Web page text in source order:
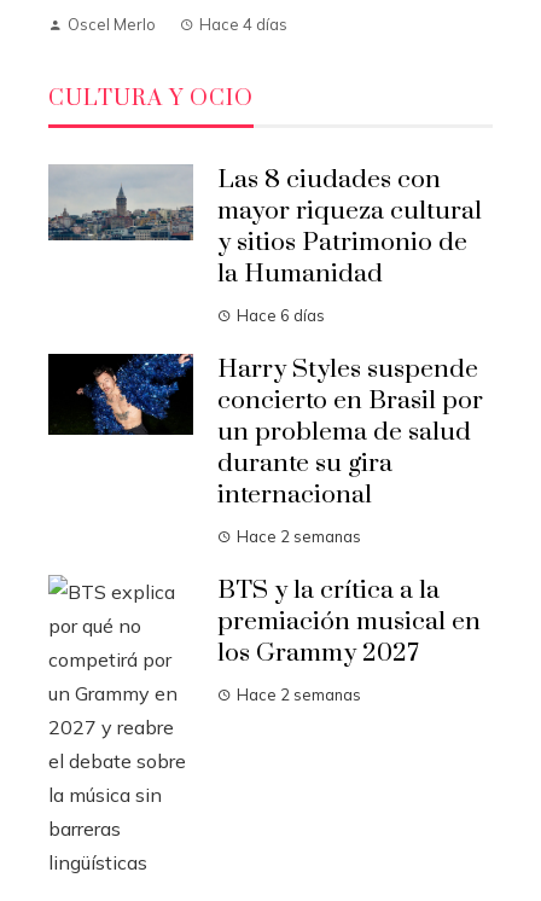
Oscel Merlo Hace 4 días
CULTURA Y OCIO
Las 8 ciudades con
mayor riqueza cultural
y sitios Patrimonio de
la Humanidad
Hace 6 días
Harry Styles suspende
concierto en Brasil por
un problema de salud
durante su gira
internacional
Hace 2 semanas
BTS y la crítica a la
premiación musical en
los Grammy 2027
Hace 2 semanas